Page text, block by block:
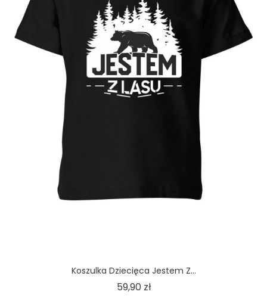
Koszulka Dziecięca Jestem Z...
59,90 złCena